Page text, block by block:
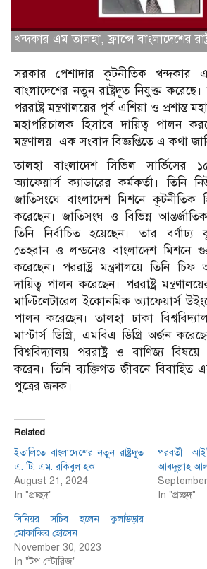
খন্দকার এম তালহা, ফ্রান্সে বাংলাদেশের
সরকার পেশাদার কূটনীতিক খন্দকার
বাংলাদেশের নতুন রাষ্ট্রদূত নিযুক্ত করেছে।
পররাষ্ট্র মন্ত্রণালয়ের পূর্ব এশিয়া ও প্রশান্ত
মহাপরিচালক হিসাবে দায়িত্ব পালন
মন্ত্রণালয় এক সংবাদ বিজ্ঞপ্তিতে এ কথা
তালহা বাংলাদেশ সিভিল সার্ভিসের
অ্যাফেয়ার্স ক্যাডারের কর্মকর্তা। তিনি
জাতিসংঘে বাংলাদেশ মিশনে কূটনীতিক
করেছেন। জাতিসংঘ ও বিভিন্ন
তিনি নির্বাচিত হয়েছেন। তার বর্ণাঢ্য
তেহরান ও লন্ডনেও বাংলাদেশ মিশনে
করেছেন। পররাষ্ট্র মন্ত্রণালয়ে তিনি
দায়িত্ব পালন করেছেন। পররাষ্ট্র
মাল্টিলেটারেল ইকোনমিক অ্যাফেয়ার্স
পালন করেছেন। তালহা ঢাকা
মাস্টার্স ডিগ্রি, এমবিএ ডিগ্রি অর্জন
বিশ্ববিদ্যালয় পররাষ্ট্র ও বাণিজ্য বিষয়ে
করেন। তিনি ব্যক্তিগত জীবনে
পুত্রের জনক।
Related
ইতা‌লিতে বাংলাদেশের নতুন রাষ্ট্রদূত
এ. টি. এম. র‌কিবুল হক
August 21, 2024
In "প্রচ্ছদ"
পরবর্তী
আবদুল্লাহ
In "প্রচ্ছদ"
সিনিয়র সচিব হলেন কুলাউড়ায়
মোকাব্বির হোসেন
November 30, 2023
In "টপ স্টোরিজ"